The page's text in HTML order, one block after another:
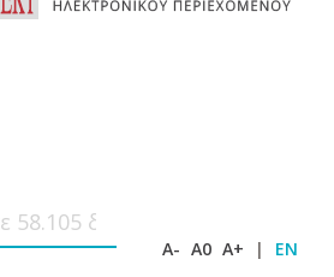
A- A0 A+ | EN